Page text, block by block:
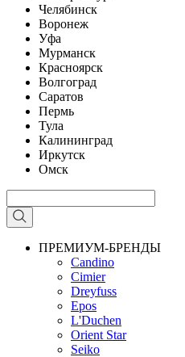
Челябинск
Воронеж
Уфа
Мурманск
Красноярск
Волгоград
Саратов
Пермь
Тула
Калининград
Иркутск
Омск
ПРЕМИУМ-БРЕНДЫ
Candino
Cimier
Dreyfuss
Epos
L'Duchen
Orient Star
Seiko